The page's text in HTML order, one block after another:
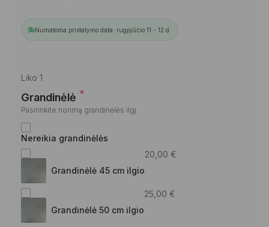
Numatoma pristatymo data: rugpjūčio 11 - 12 d.
Liko 1
Grandinėlė *
Pasirinkite norimą grandinėlės ilgį
Nereikia grandinėlės
Grandinėlė 45 cm ilgio
20,00 €
Grandinėlė 50 cm ilgio
25,00 €